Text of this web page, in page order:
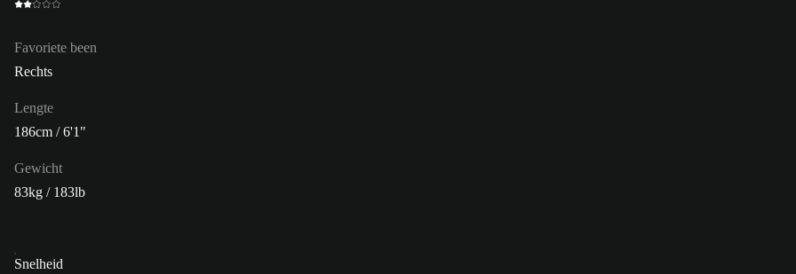
Favoriete been
Rechts
Lengte
186cm / 6'1"
Gewicht
83kg / 183lb
Snelheid